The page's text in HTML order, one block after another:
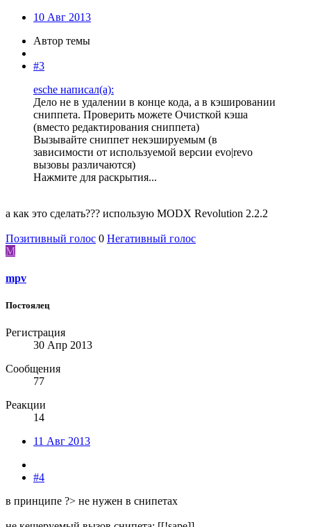
10 Авг 2013
Автор темы
#3
esche написал(а):
Дело не в удалении в конце кода, а в кэшировании
сниппета. Проверить можете Очисткой кэша
(вместо редактирования сниппета)
Вызывайте сниппет некэшируемым (в
зависимости от используемой версии evo|revo
вызовы различаются)
Нажмите для раскрытия...
а как это сделать??? использую MODX Revolution 2.2.2
Позитивный голос 0 Негативный голос
M
mpv
Постоялец
Регистрация
30 Апр 2013
Сообщения
77
Реакции
14
11 Авг 2013
#4
в принципе ?> не нужен в снипетах